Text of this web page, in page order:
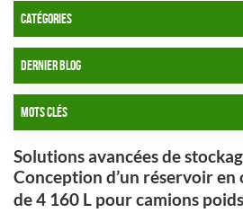
CATÉGORIES
DERNIER BLOG
MOTS CLÉS
Solutions avancées de
Conception d’un réservoir en
de 4 160 L pour camions